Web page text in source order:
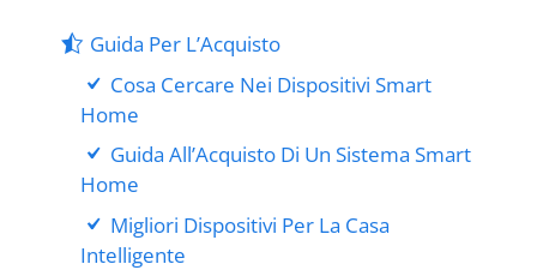
Guida Per L’Acquisto
Cosa Cercare Nei Dispositivi Smart
Home
Guida All’Acquisto Di Un Sistema Smart
Home
Migliori Dispositivi Per La Casa
Intelligente